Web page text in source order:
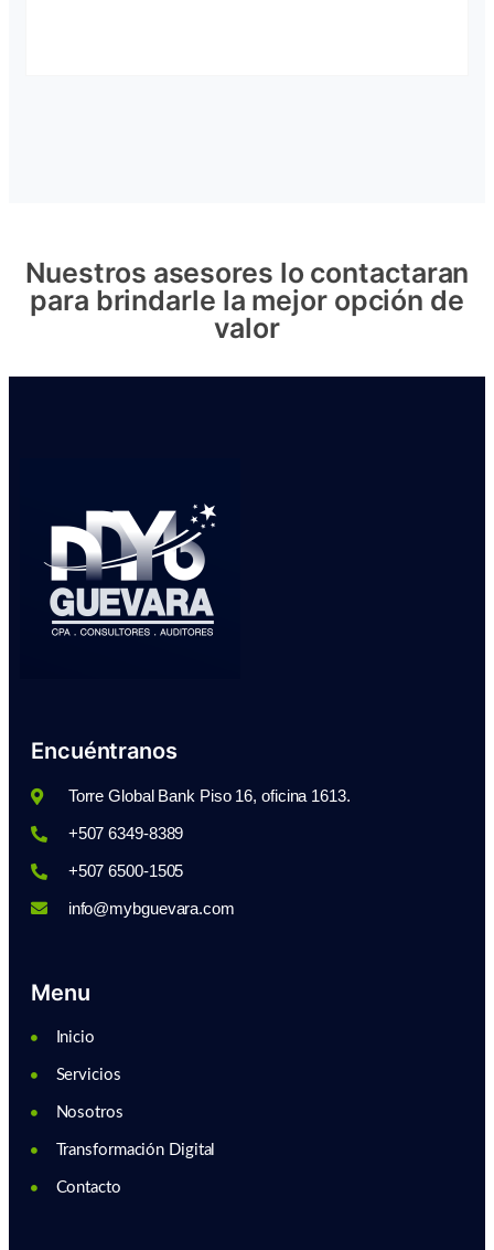
Nuestros asesores lo contactaran
para brindarle la mejor opción de
valor
Encuéntranos
Torre Global Bank Piso 16, oficina 1613.
+507 6349-8389
+507 6500-1505
info@mybguevara.com
Menu
Inicio
Servicios
Nosotros
Transformación Digital
Contacto